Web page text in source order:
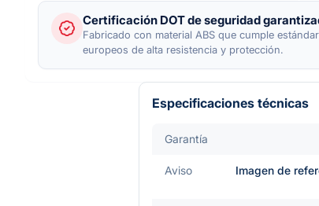
Certificación DOT de seguridad
Fabricado con material ABS que cumple
europeos de alta resistencia y protección.
Especificaciones técnicas
Garantía
Aviso
Imagen de